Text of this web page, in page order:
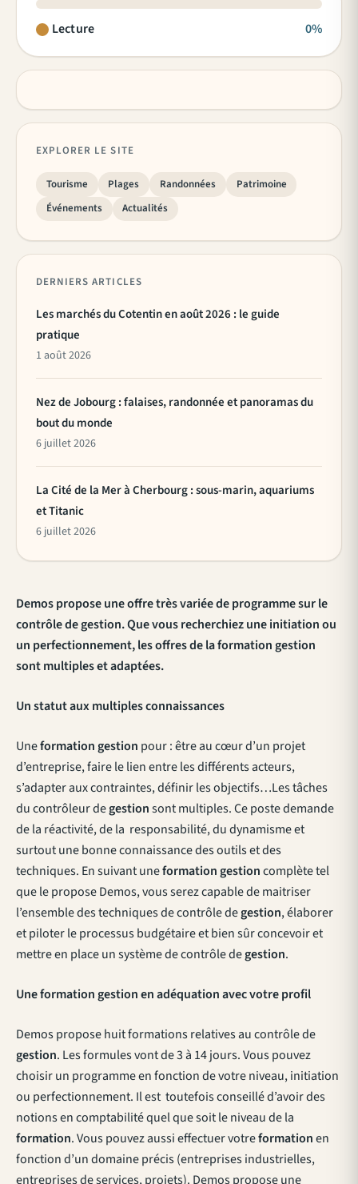
Demos propose une offre très variée de programme sur le
contrôle de gestion. Que vous recherchiez une initiation ou
un perfectionnement, les offres de la formation gestion
sont multiples et adaptées.
Un statut aux multiples connaissances
Uneformation gestion pour : être au cœur d’un projet
d’entreprise, faire le lien entre les différents acteurs,
s’adapter aux contraintes, définir les objectifs…Les tâches
du contrôleur degestionsont multiples. Ce poste demande
de la réactivité, de la responsabilité, du dynamisme et
surtout une bonne connaissance des outils et des
techniques. En suivant uneformation gestioncomplète tel
que le propose Demos, vous serez capable de maitriser
l’ensemble des techniques de contrôle degestion, élaborer
et piloter le processus budgétaire et bien sûr concevoir et
mettre en place un système de contrôle degestion.
Une formation gestion en adéquation avec votre profil
Demos propose huit formations relatives au contrôle de
gestion. Les formules vont de 3 à 14 jours. Vous pouvez
choisir un programme en fonction de votre niveau, initiation
ou perfectionnement. Il est toutefois conseillé d’avoir des
notions en comptabilité quel que soit le niveau de la
formation. Vous pouvez aussi effectuer votreformationen
fonction d’un domaine précis (entreprises industrielles,
entreprises de services, projets). Demos propose une
Lecture 0%
EXPLORER LE SITE
Tourisme Plages Randonnées
Patrimoine
Événements
Actualités
DERNIERS ARTICLES
Les marchés du Cotentin en août 2026 : le guide
pratique
1 août 2026
Nez de Jobourg : falaises, randonnée et panoramas du
bout du monde
6 juillet 2026
La Cité de la Mer à Cherbourg : sous-marin, aquariums
et Titanic
6 juillet 2026